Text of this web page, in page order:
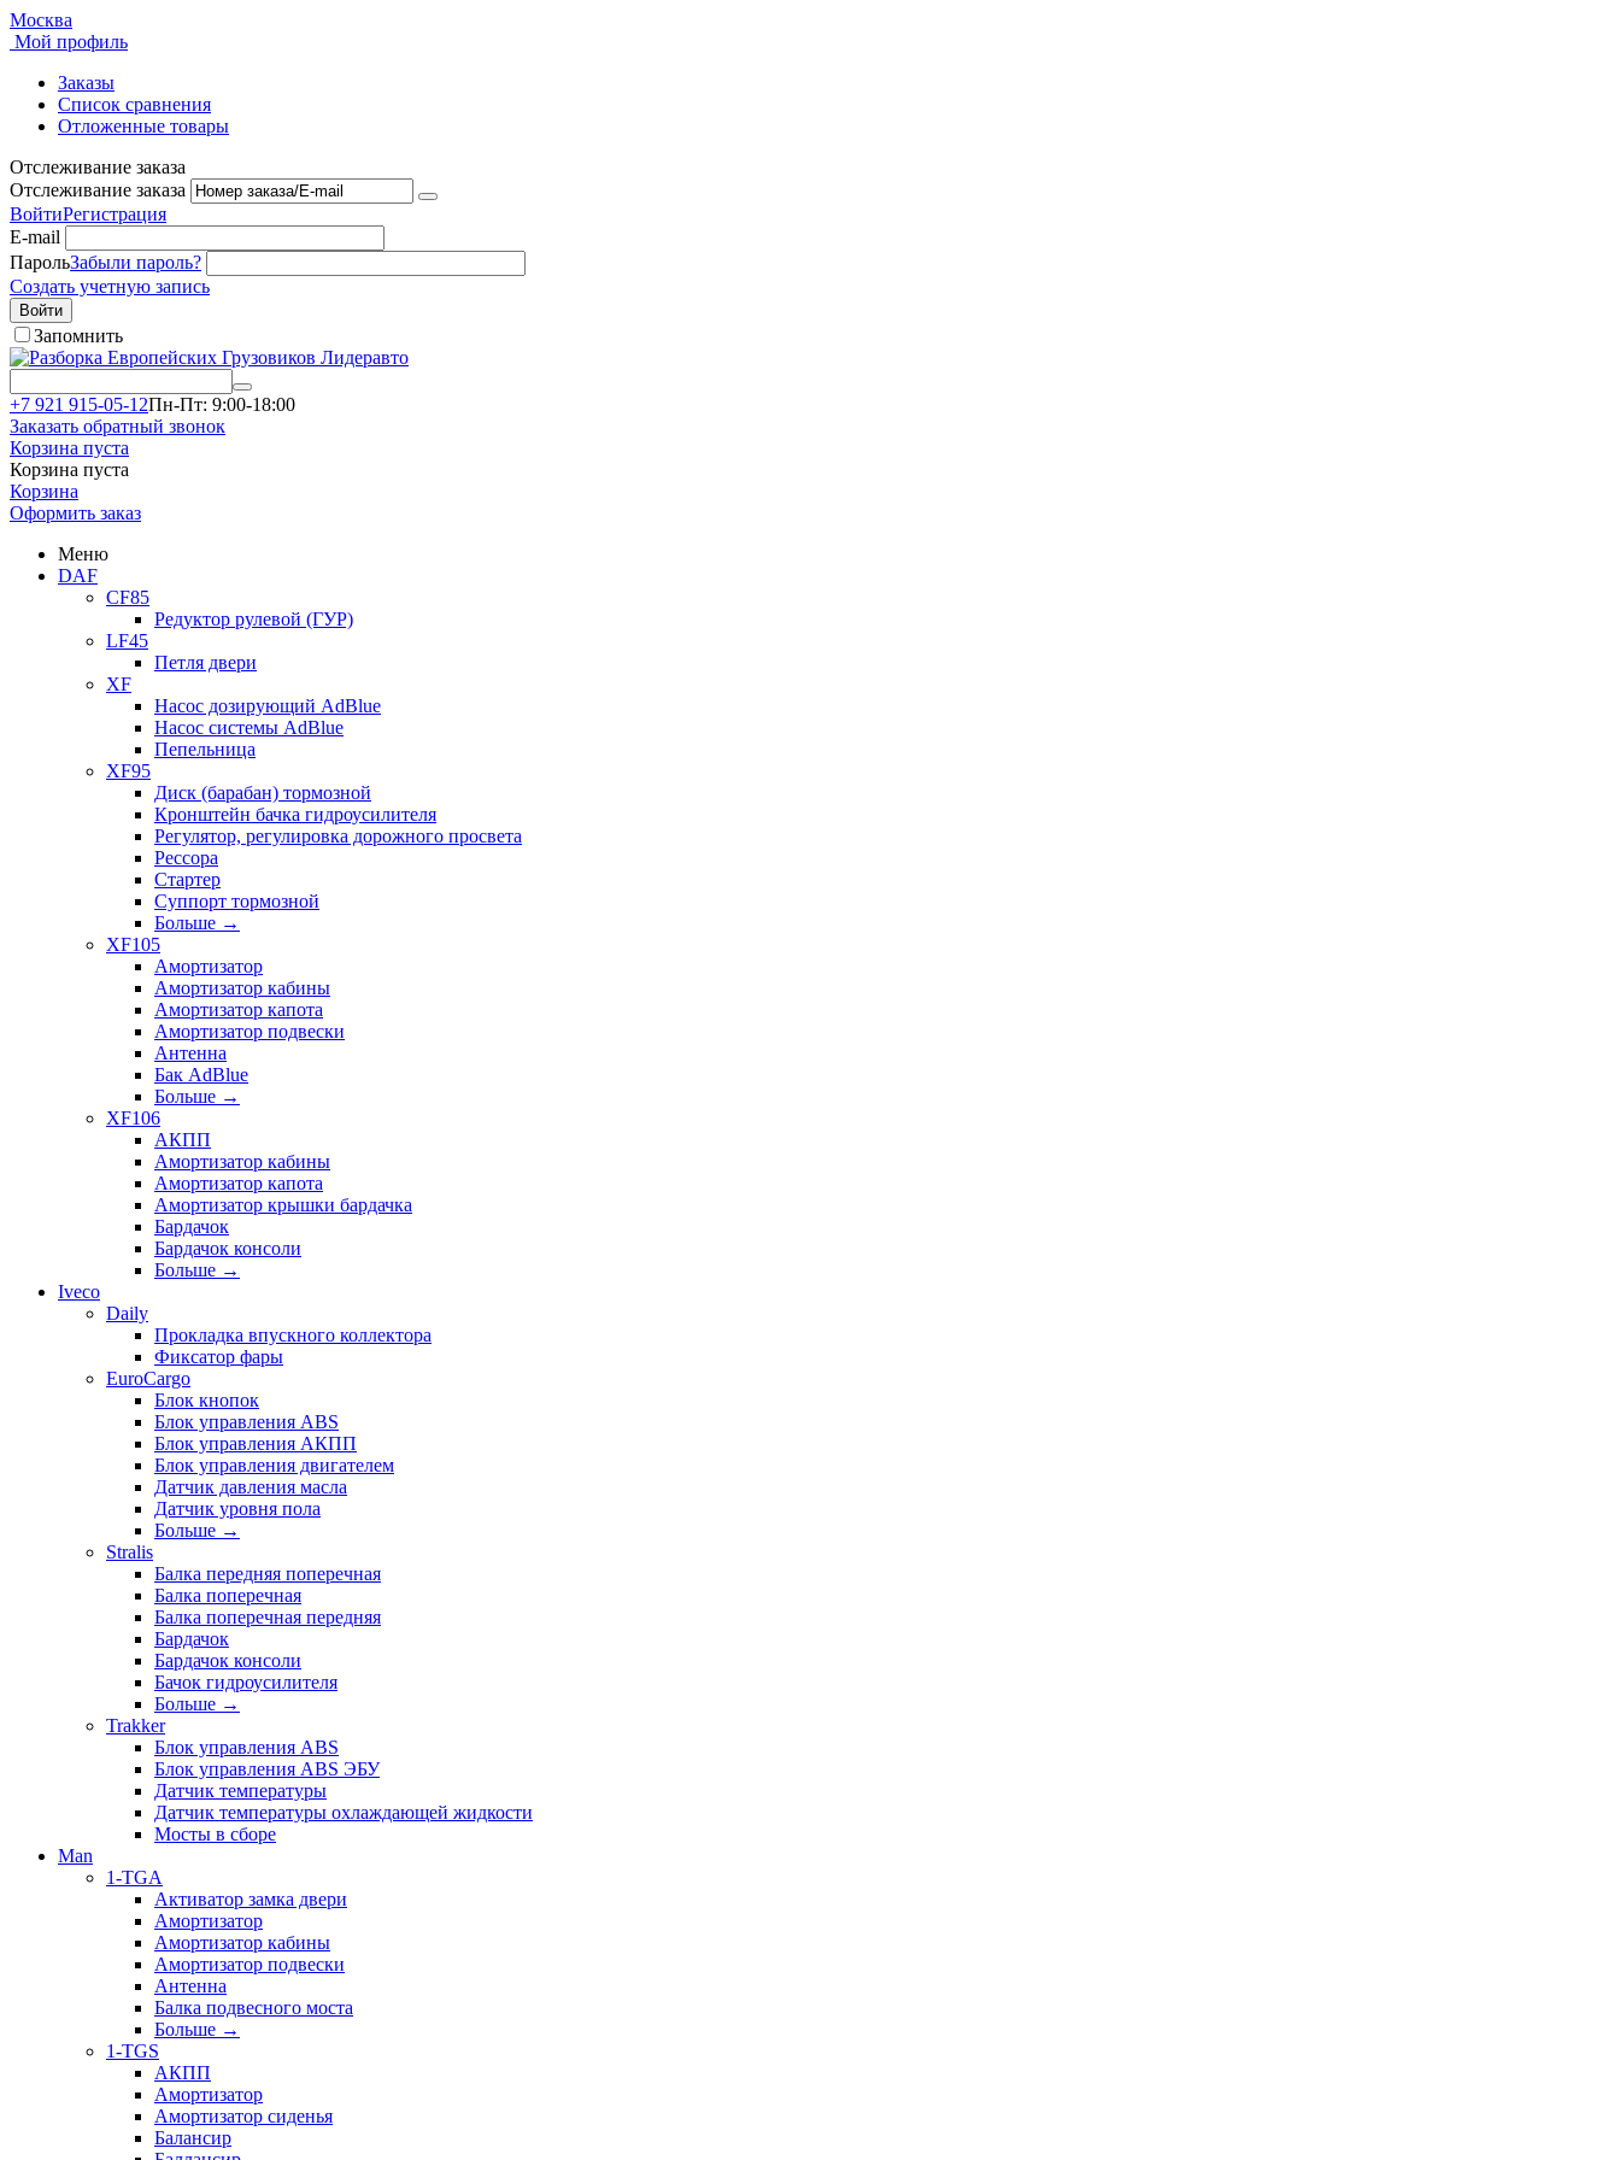
Москва
Мой профиль
Заказы
Список сравнения
Отложенные товары
Отслеживание заказа
Отслеживание заказа
ВойтиРегистрация
E-mail
ПарольЗабыли пароль?
Создать учетную запись
Войти
Запомнить
+7 921 915-05-12Пн-Пт: 9:00-18:00
Заказать обратный звонок
Корзина пуста
Корзина пуста
Корзина
Оформить заказ
Меню
DAF
CF85
Редуктор рулевой (ГУР)
LF45
Петля двери
XF
Насос дозирующий AdBlue
Насос системы AdBlue
Пепельница
XF95
Диск (барабан) тормозной
Кронштейн бачка гидроусилителя
Регулятор, регулировка дорожного просвета
Рессора
Стартер
Суппорт тормозной
Больше →
XF105
Амортизатор
Амортизатор кабины
Амортизатор капота
Амортизатор подвески
Антенна
Бак AdBlue
Больше →
XF106
АКПП
Амортизатор кабины
Амортизатор капота
Амортизатор крышки бардачка
Бардачок
Бардачок консоли
Больше →
Iveco
Daily
Прокладка впускного коллектора
Фиксатор фары
EuroCargo
Блок кнопок
Блок управления ABS
Блок управления АКПП
Блок управления двигателем
Датчик давления масла
Датчик уровня пола
Больше →
Stralis
Балка передняя поперечная
Балка поперечная
Балка поперечная передняя
Бардачок
Бардачок консоли
Бачок гидроусилителя
Больше →
Trakker
Блок управления ABS
Блок управления ABS ЭБУ
Датчик температуры
Датчик температуры охлаждающей жидкости
Мосты в сборе
Man
1-TGA
Активатор замка двери
Амортизатор
Амортизатор кабины
Амортизатор подвески
Антенна
Балка подвесного моста
Больше →
1-TGS
АКПП
Амортизатор
Амортизатор сиденья
Балансир